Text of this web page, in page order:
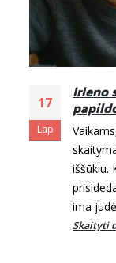
19
Vas Kas
laikina,